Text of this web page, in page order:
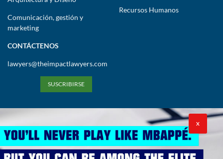
Comunicación, gestión y
marketing
Recursos Humanos
CONTÁCTENOS
lawyers@theimpactlawyers.com
SUSCRIBIRSE
X